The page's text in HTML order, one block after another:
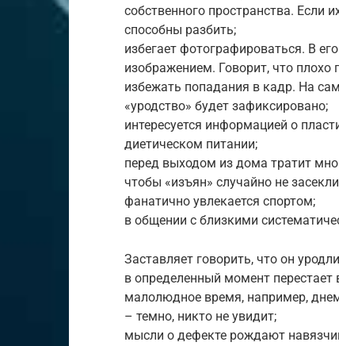
собственного пространства. Если
способны разбить;
избегает фотографироваться. В
изображением. Говорит, что
избежать попадания в кадр. На
«уродство» будет зафиксировано;
интересуется информацией о
диетическом питании;
перед выходом из дома тратит
чтобы «изъян» случайно не
фанатично увлекается спортом;
в общении с близкими
Заставляет говорить, что он
в определенный момент
малолюдное время, например,
– темно, никто не увидит;
мысли о дефекте рождают